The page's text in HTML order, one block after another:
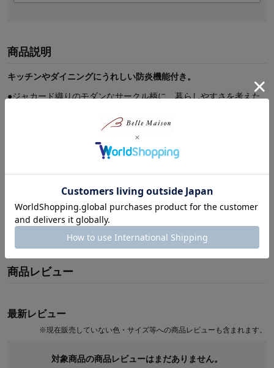
商品説明
キッチンやダイニングにうれしい防炎機能付き。
●ジャカード織りのモダンなサークル柄に、暮らしやすさを考えた
●生地に黒い加工糸を織り込むことで遮光・遮熱機能を実現しまし
●裏地や樹脂コーティングをしていないので、裏から見ても織りの
●さらに、もしものときに頼もしい防炎機能付き。
●防炎機能付きカーテンを使うことが義務付けられている高層マン
ションにお住まいの方にもおすすめです。
●形状記憶機能付きなので、洗っても美しいドレープが持続。
【人気シリーズの2倍ヒダタイプ】
●美しいウェーブ（ドレープ）で、リビングにもオススメ
●開いた状態もすっきりと美しい
【高層建築物には義務がある 防炎機能】
～万が一の時も燃え広がりにくい～
続きを読む
商品レビュー
最新レビュー
※現在販売していない色・サイズ等への商品レビューも含まれます。
対象商品の商品レビューはまだありません。